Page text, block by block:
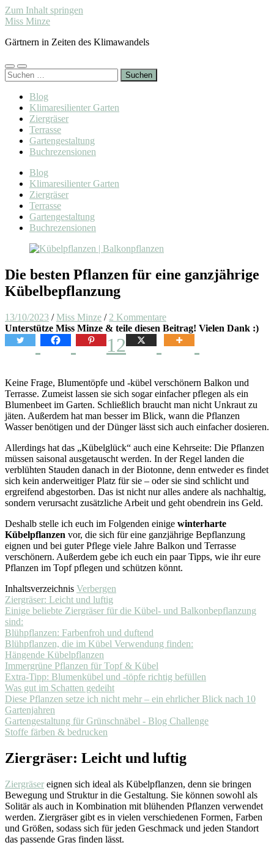
Zum Inhalt springen
Miss Minze
Gärtnern in Zeiten des Klimawandels
Mobile-
Menü
Suchfeld
ein-/ausblenden
Suchen
nach:
Blog
Klimaresilienter Garten
Ziergräser
Terrasse
Gartengestaltung
Buchrezensionen
Blog
Klimaresilienter Garten
Ziergräser
Terrasse
Gartengestaltung
Buchrezensionen
Die besten Pflanzen für eine ganzjährige
Kübelbepflanzung
13/10/2023 /Miss Minze / 2 Kommentare
Unterstütze Miss Minze & teile diesen Beitrag! Vielen Dank :)
12
Keine Frage, Blumentöpfe und -kübel verschönern Balkon und
Terrasse. Zumeist lassen sie sich sogar einfacher pflegen als ein
Blumenbeet im Garten. Schließlich braucht man nicht Unkraut zu
jäten. Außerdem hat man besser im Blick, wann die Pflanzen
Wasser benötigen und der Dünger lässt sich auch einfacher dosieren.
Allerdings hat das „Kübelglück“ auch eine Kehrseite: Die Pflanzen
müssen saisonal ausgetauscht werden. In der Regel landen die
verblühten Stauden danach in der Biotonne, denn entweder es findet
sich kein anderweitiger Platz für sie – oder sie sind schlicht und
ergreifend abgestorben. Das ist nicht nur alles andere als nachhaltig,
sondern verursacht zusätzliche Arbeit und geht obendrein ins Geld.
Deshalb stelle ich euch im Folgenden einige winterharte
Kübelpflanzen vor, die sich für eine ganzjährige Bepflanzung
eignen und bei guter Pflege viele Jahre Balkon und Terrasse
verschönern. Außerdem gebe ich euch ein paar Tipps, wie ihr eure
Pflanzen im Topf pflegen und schützen könnt.
Inhaltsverzeichnis Verbergen
Ziergräser: Leicht und luftig
Einige beliebte Ziergräser für die Kübel- und Balkonbepflanzung
sind:
Blühpflanzen: Farbenfroh und duftend
Blühpflanzen, die im Kübel Verwendung finden:
Hängende Kübelpflanzen
Immergrüne Pflanzen für Topf & Kübel
Extra-Tipp: Blumenkübel und -töpfe richtig befüllen
Was gut im Schatten gedeiht
Diese Pflanzen setze ich nicht mehr – ein ehrlicher Blick nach 10
Gartenjahren
Gartengestaltung für Grünschnäbel - Blog Challenge
Stoffe färben & bedrucken
Ziergräser: Leicht und luftig
Ziergräser eignen sich ideal als Kübelpflanzen, denn sie bringen
Bewegung und Struktur in die Gestaltung. Sie können sowohl als
Solitär als auch in Kombination mit blühenden Pflanzen verwendet
werden. Ziergräser gibt es in vielen verschiedenen Formen, Farben
und Größen, sodass sich für jeden Geschmack und jeden Standort
das passende Gras finden lässt.